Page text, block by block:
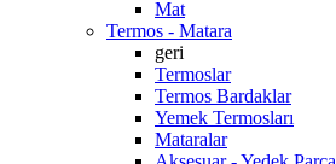
Mat
Termos - Matara
geri
Termoslar
Termos Bardaklar
Yemek Termosları
Mataralar